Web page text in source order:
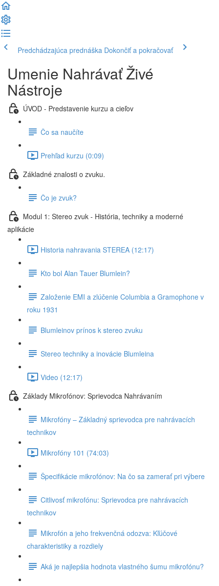
Predchádzajúca prednáška Dokončiť a pokračovať
Umenie Nahrávať Živé
Nástroje
ÚVOD - Predstavenie kurzu a cieľov
Čo sa naučíte
Prehľad kurzu (0:09)
Základné znalosti o zvuku.
Čo je zvuk?
Modul 1: Stereo zvuk - História, techniky a moderné
aplikácie
Historia nahravania STEREA (12:17)
Kto bol Alan Tauer Blumlein?
Založenie EMI a zlúčenie Columbia a Gramophone v
roku 1931
Blumleinov prínos k stereo zvuku
Stereo techniky a inovácie Blumleina
Video (12:17)
Základy Mikrofónov: Sprievodca Nahrávaním
Mikrofóny – Základný sprievodca pre nahrávacích
technikov
Mikrofóny 101 (74:03)
Špecifikácie mikrofónov: Na čo sa zamerať pri výbere
Citlivosť mikrofónu: Sprievodca pre nahrávacích
technikov
Mikrofón a jeho frekvenčná odozva: Kľúčové
charakteristiky a rozdiely
Aká je najlepšia hodnota vlastného šumu mikrofónu?